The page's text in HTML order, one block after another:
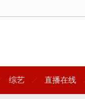
综艺 直播在线